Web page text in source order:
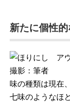
新たに個性的
撮影：筆者
味の種類は現在
七味のようなほ